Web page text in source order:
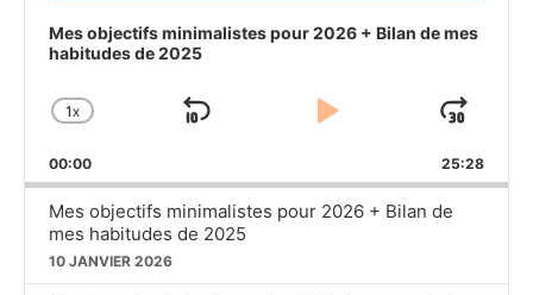
Mes objectifs minimalistes pour 2026 + Bilan de mes
habitudes de 2025
CHANGE
RATE
1X
SKIP
PLAY
PAUSE
00:00 25:28
Mes objectifs minimalistes pour 2026 + Bilan de
mes habitudes de 2025
10 JANVIER 2026